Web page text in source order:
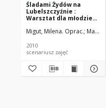
Śladami Żydów na
Lubelszczyźnie :
Warsztat dla młodzieży
do sztetl z I. B.
Migut, Milena. Oprac.
2010
scenariusz zajęć